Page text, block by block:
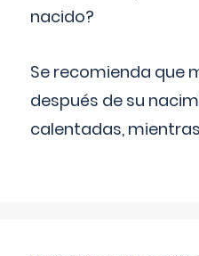
nacido?
Se recomienda que
después de su
calentadas,